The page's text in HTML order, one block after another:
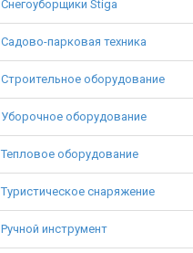
Снегоуборщики Stiga
Садово-парковая техника
Строительное оборудование
Уборочное оборудование
Тепловое оборудование
Туристическое снаряжение
Ручной инструмент